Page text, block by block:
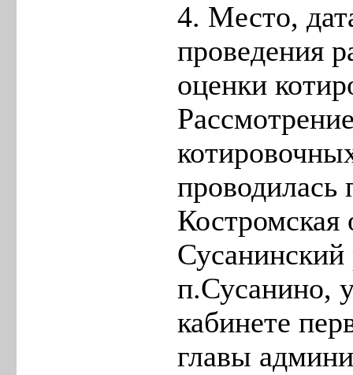
4. Место,
проведения
оценки
проводилась
Костромская
Сусанинский
п.Сусанино,
кабинете
главы